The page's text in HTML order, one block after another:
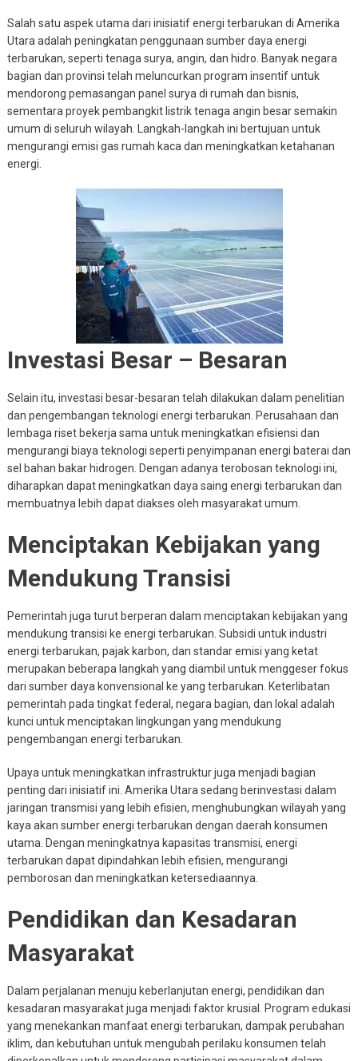
Salah satu aspek utama dari inisiatif energi terbarukan di Amerika
Utara adalah peningkatan penggunaan sumber daya energi
terbarukan, seperti tenaga surya, angin, dan hidro. Banyak negara
bagian dan provinsi telah meluncurkan program insentif untuk
mendorong pemasangan panel surya di rumah dan bisnis,
sementara proyek pembangkit listrik tenaga angin besar semakin
umum di seluruh wilayah. Langkah-langkah ini bertujuan untuk
mengurangi emisi gas rumah kaca dan meningkatkan ketahanan
energi.
Investasi Besar – Besaran
Selain itu, investasi besar-besaran telah dilakukan dalam penelitian
dan pengembangan teknologi energi terbarukan. Perusahaan dan
lembaga riset bekerja sama untuk meningkatkan efisiensi dan
mengurangi biaya teknologi seperti penyimpanan energi baterai dan
sel bahan bakar hidrogen. Dengan adanya terobosan teknologi ini,
diharapkan dapat meningkatkan daya saing energi terbarukan dan
membuatnya lebih dapat diakses oleh masyarakat umum.
Menciptakan Kebijakan yang
Mendukung Transisi
Pemerintah juga turut berperan dalam menciptakan kebijakan yang
mendukung transisi ke energi terbarukan. Subsidi untuk industri
energi terbarukan, pajak karbon, dan standar emisi yang ketat
merupakan beberapa langkah yang diambil untuk menggeser fokus
dari sumber daya konvensional ke yang terbarukan. Keterlibatan
pemerintah pada tingkat federal, negara bagian, dan lokal adalah
kunci untuk menciptakan lingkungan yang mendukung
pengembangan energi terbarukan.
Upaya untuk meningkatkan infrastruktur juga menjadi bagian
penting dari inisiatif ini. Amerika Utara sedang berinvestasi dalam
jaringan transmisi yang lebih efisien, menghubungkan wilayah yang
kaya akan sumber energi terbarukan dengan daerah konsumen
utama. Dengan meningkatnya kapasitas transmisi, energi
terbarukan dapat dipindahkan lebih efisien, mengurangi
pemborosan dan meningkatkan ketersediaannya.
Pendidikan dan Kesadaran
Masyarakat
Dalam perjalanan menuju keberlanjutan energi, pendidikan dan
kesadaran masyarakat juga menjadi faktor krusial. Program edukasi
yang menekankan manfaat energi terbarukan, dampak perubahan
iklim, dan kebutuhan untuk mengubah perilaku konsumen telah